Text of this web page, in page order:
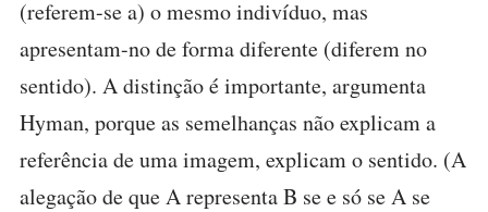
(referem-se a) o mesmo indivíduo, mas
apresentam-no de forma diferente (diferem no
sentido). A distinção é importante, argumenta
Hyman, porque as semelhanças não explicam a
referência de uma imagem, explicam o sentido. (A
alegação de que A representa B se e só se A se